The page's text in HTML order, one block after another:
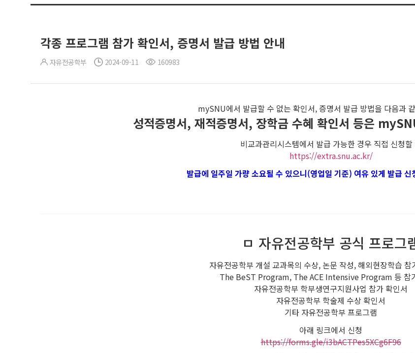
각종 프로그램 참가 확인서, 증명서 발급 방법 안내
자유전공학부 2024-09-11 160983
mySNU에서 발급할 수 없는 확인서, 증명서 발급 방법을 다음과
성적증명서, 재적증명서, 장학금 수혜 확인서 등은
비교과관리시스템에서 발급 가능한 경우 직접 신청할
https://extra.snu.ac.kr/
발급에 일주일 가량 소요될 수 있으니(영업일 기준) 여유 있게 발급 신
ㅁ 자유전공학부 공식 프로그
자유전공학부 개설 교과목의 수상, 논문 작성, 해외현장학습 참
The BeST Program, The ACE Intensive Program 등 참
자유전공학부 학부생연구지원사업 참가 확인서
자유전공학부 학술제 수상 확인서
기타 자유전공학부 프로그램
아래 링크에서 신청
https://forms.gle/i3bACTPes5XCg6F96